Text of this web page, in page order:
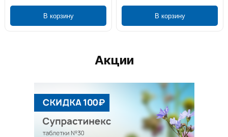
В корзину В корзину
Акции